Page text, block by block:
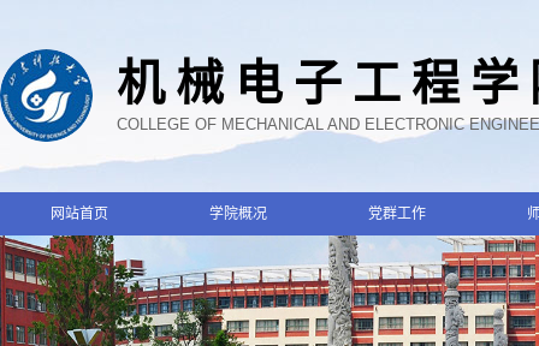
机械电子工程
COLLEGE OF MECHANICAL AND ELECTRONIC
网站首页 学院概况 党群工作